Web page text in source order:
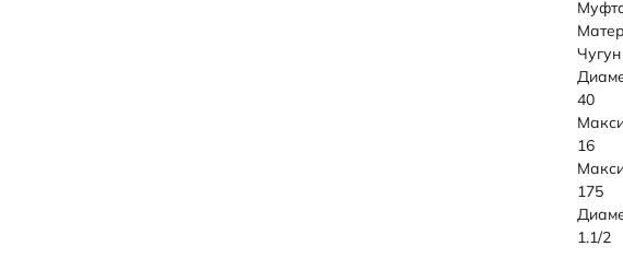
40
16
175
1.1/2